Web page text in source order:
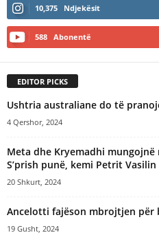
10,375 Ndjekësit
588 Abonentë
EDITOR PICKS
Ushtria australiane do të
4 Qershor, 2024
Meta dhe Kryemadhi
S’prish punë, kemi Petrit Vasilin
20 Shkurt, 2024
​Ancelotti fajëson mbrojtjen për
19 Gusht, 2024